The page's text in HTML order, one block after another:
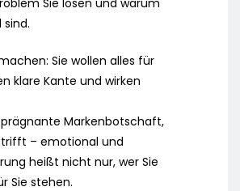
sind.
Sie wollen alles für
klare Kante und wirken
prägnante Markenbotschaft,
– emotional und
heißt nicht nur, wer Sie
Sie stehen.